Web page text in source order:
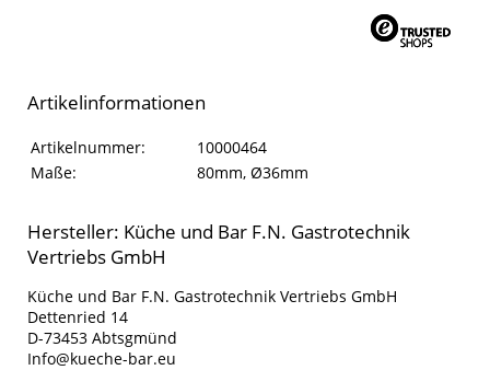
Artikelinformationen
Artikelinformationen
Eigenschaft Wert
Artikelnummer:
10000464
Maße:
80mm, Ø36mm
Hersteller: Küche und Bar F.N. Gastrotechnik
Vertriebs GmbH
Küche und Bar F.N. Gastrotechnik Vertriebs GmbH
Dettenried 14
D-73453 Abtsgmünd
Info@kueche-bar.eu